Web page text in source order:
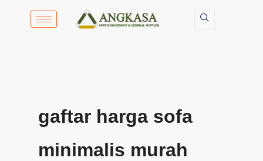
gaftar harga sofa
minimalis murah